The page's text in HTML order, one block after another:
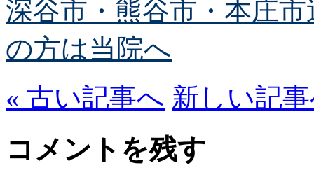
深谷市・熊谷市・本庄
の方は当院へ
« 古い記事へ 新しい記
コメントを残す